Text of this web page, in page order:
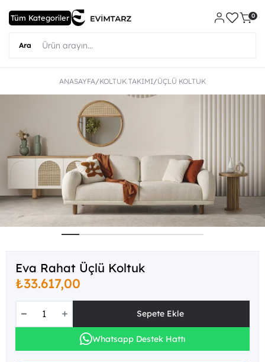
0
ANASAYFA KOLTUK TAKIMI ÜÇLÜ KOLTUK
Eva Rahat Üçlü Koltuk
₺33.617,00
Whatsapp Destek Hattı